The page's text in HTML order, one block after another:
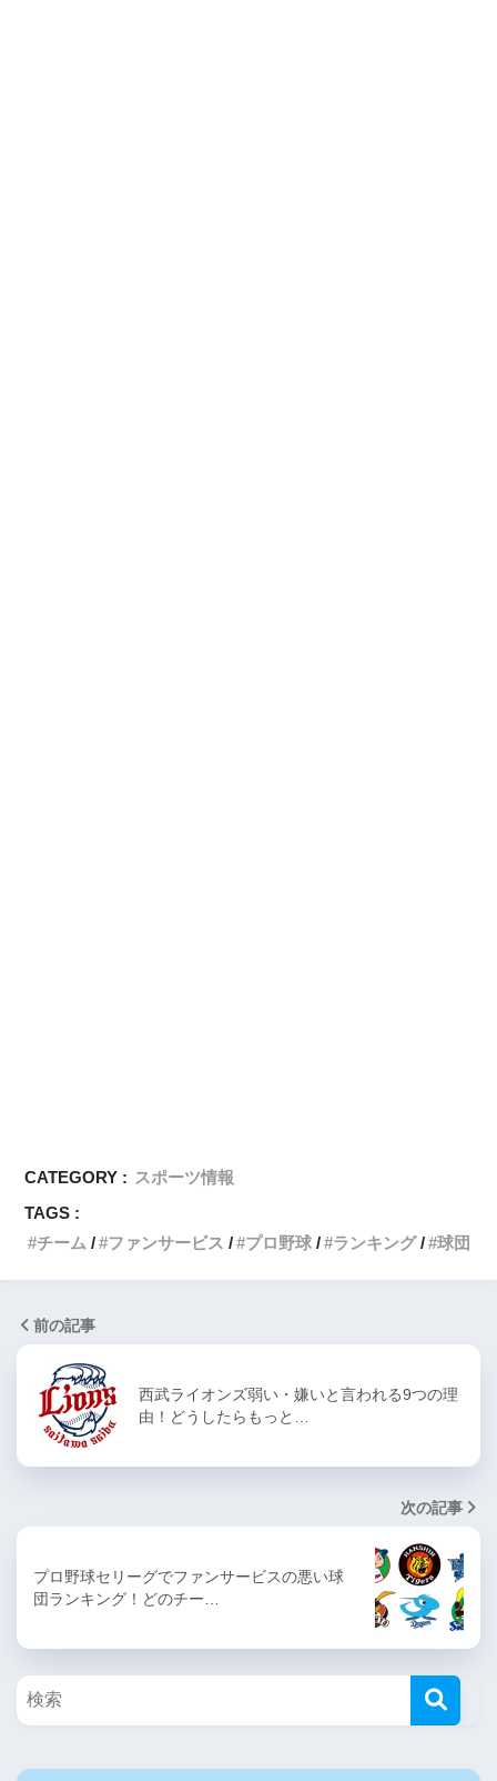
CATEGORY : スポーツ情報
TAGS :
チーム
ファンサービス プロ野球 ランキング 球団
前の記事
西武ライオンズ弱い・嫌いと言われる9つの理
由！どうしたらもっと…
次の記事
プロ野球セリーグでファンサービスの悪い球
団ランキング！どのチー…